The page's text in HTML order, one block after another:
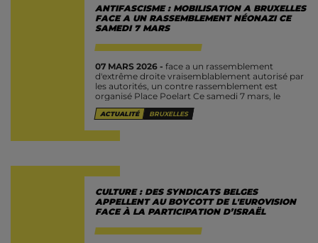
ANTIFASCISME : MOBILISATION A BRUXELLES
FACE A UN RASSEMBLEMENT NÉONAZI CE
SAMEDI 7 MARS
07 MARS 2026 - face a un rassemblement
d'extrême droite vraisemblablement autorisé par
les autorités, un contre rassemblement est
organisé Place Poelart Ce samedi 7 mars, le
groupe néo-fasciste « Nation » organise un
rassemblement...
ACTUALITÉ BRUXELLES
CULTURE : DES SYNDICATS BELGES
APPELLENT AU BOYCOTT DE L'EUROVISION
FACE À LA PARTICIPATION D’ISRAËL